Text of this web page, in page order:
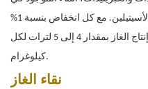
الخزان دون أن تُساهم في إنتاج غاز الأسيتيلين. مع كل انخفاض بنسبة 1%
في نقاء كربيد الكالسيوم، ينخفض ​​إنتاج الغاز بمقدار 4 إلى 5 لترات لكل
كيلوغرام.
نقاء الغاز